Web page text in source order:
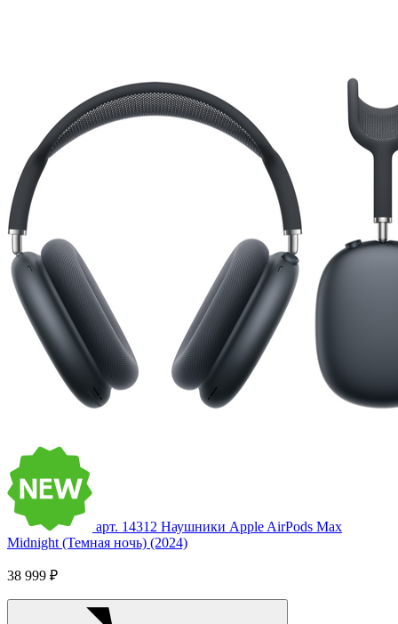
арт. 14312 Наушники Apple AirPods Max
Midnight (Темная ночь) (2024)
38 999 ₽